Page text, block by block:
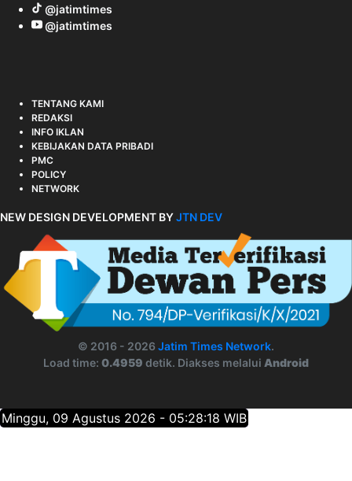
@jatimtimes
@jatimtimes
TENTANG KAMI
REDAKSI
INFO IKLAN
KEBIJAKAN DATA PRIBADI
PMC
POLICY
NETWORK
NEW DESIGN DEVELOPMENT BYJTN DEV
© 2016 - 2026 Jatim Times Network.
Load time: 0.4959 detik. Diakses melalui Android
Minggu, 09 Agustus 2026 - 05:28:19 WIB